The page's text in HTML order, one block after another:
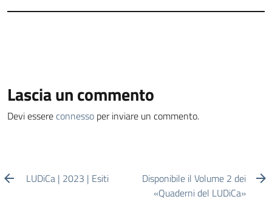
Lascia un commento
Devi essere connesso per inviare un commento.
LUDiCa | 2023 | Esiti
Disponibile il Volume 2 dei
«Quaderni del LUDiCa»